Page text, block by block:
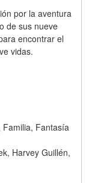
de sus nueve
encontrar el
vidas.
Fantasía
Harvey Guillén,